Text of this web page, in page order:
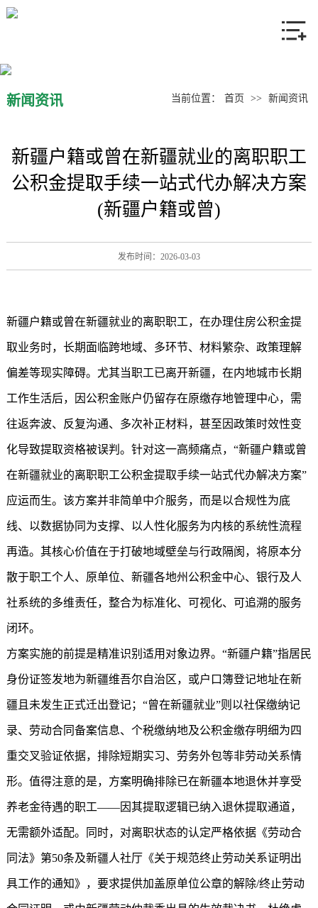
产品中心
联系我们
新闻资讯 当前位置： 首页 >> 新闻资讯
新疆户籍或曾在新疆就业的离职职工
公积金提取手续一站式代办解决方案
(新疆户籍或曾)
发布时间：2026-03-03
新疆户籍或曾在新疆就业的离职职工，在办理住房公积金提
取业务时，长期面临跨地域、多环节、材料繁杂、政策理解
偏差等现实障碍。尤其当职工已离开新疆，在内地城市长期
工作生活后，因公积金账户仍留存在原缴存地管理中心，需
往返奔波、反复沟通、多次补正材料，甚至因政策时效性变
化导致提取资格被误判。针对这一高频痛点，“新疆户籍或曾
在新疆就业的离职职工公积金提取手续一站式代办解决方案”
应运而生。该方案并非简单中介服务，而是以合规性为底
线、以数据协同为支撑、以人性化服务为内核的系统性流程
再造。其核心价值在于打破地域壁垒与行政隔阂，将原本分
散于职工个人、原单位、新疆各地州公积金中心、银行及人
社系统的多维责任，整合为标准化、可视化、可追溯的服务
闭环。
方案实施的前提是精准识别适用对象边界。“新疆户籍”指居民
身份证签发地为新疆维吾尔自治区，或户口簿登记地址在新
疆且未发生正式迁出登记；“曾在新疆就业”则以社保缴纳记
录、劳动合同备案信息、个税缴纳地及公积金缴存明细为四
重交叉验证依据，排除短期实习、劳务外包等非劳动关系情
形。值得注意的是，方案明确排除已在新疆本地退休并享受
养老金待遇的职工——因其提取逻辑已纳入退休提取通道，
无需额外适配。同时，对离职状态的认定严格依据《劳动合
同法》第50条及新疆人社厅《关于规范终止劳动关系证明出
具工作的通知》，要求提供加盖原单位公章的解除/终止劳动